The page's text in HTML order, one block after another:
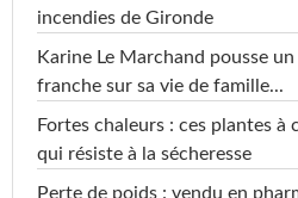
incendies de Gironde
Karine Le Marchand pousse
franche sur sa vie de famille...
Fortes chaleurs : ces plantes
qui résiste à la sécheresse
Perte de poids : vendu en